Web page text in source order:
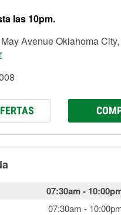
las 10pm.
Avenue Oklahoma
07:30am-
07:30am -